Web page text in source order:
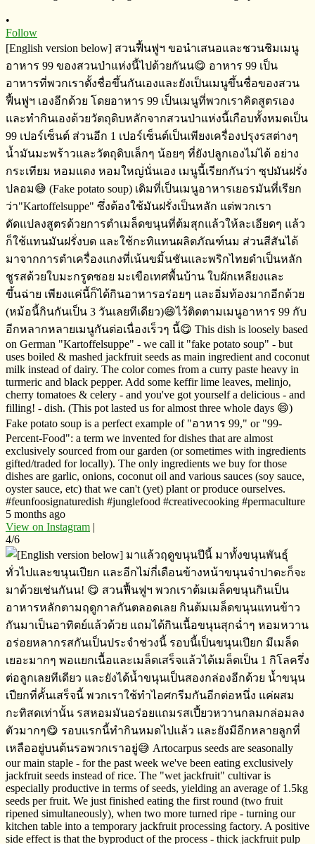
•
Follow
[English version below] สวนฟื้นฟูฯ​ ขอนำเสนอและชวนชิมเมนู
อาหาร​ 99 ของสวนป่าแห่งนี้ไปด้วยกันน😋 อาหาร​ 99​ ​เป็น
อาหารที่พวกเราตั้งชื่อขึ้นกันเองและยังเป็นเมนูขึ้นชื่อของสวน
ฟื้นฟูฯ​ เองอีกด้วย​ โดยอาหาร​ 99​ เป็นเมนูที่พวกเราคิดสูตร​เอง
และทำกินเองด้วยวัตถุดิบหลักจากสวนป่าแห่งนี้เกือบทั้งหมดเป็น​
99​ เปอร์เซ็นต์​ ส่วนอีก​ 1 เปอร์เซ็นต์​เป็นเพียงเครื่องปรุงรสต่างๆ​
น้ำมันมะพร้าว​และวัตถุดิบเล็กๆ​ น้อยๆ​ ที่ยังปลูกเองไม่ได้​ อย่าง​
กระเทียม​ หอมแดง​ หอมใหญ่นั่นเอง เมนูนี้เรียกกันว่า​ ซุปมันฝรั่ง
ปลอม😅​ (Fake potato soup) เดิมที่เป็นเมนูอาหารเยอรมัน​ที่เรียก
ว่า​"Kartoffelsuppe" ซึ่งต้องใช้มันฝรั่งเป็นหลัก​ แต่พวกเรา
ดัดแปลงสูตรด้วยการตำเมล็ดขนุนที่ต้มสุกแล้วให้ละเอียดๆ​ แล้ว
ก็ใช้แทนมันฝรั่ง​บด และใช้กะทิแทนผลิตภัณฑ์​นม​ ส่วนสีสันได้
มาจากการตำเครื่องแกงที่เน้นขมิ้นชันและพริกไทยดำ​เป็นหลัก
ชูรสด้วยใบมะกรูดซอย​ มะเขือเทศพื้นบ้าน​ ใบผักเหลียงและ
ขึ้นฉ่าย​ เพียงแค่นี้ก็ได้กินอาหารอร่อยๆ​ และอิ่มท้องมากอีกด้วย
(หม้อนี้กินกันเป็น​ 3 วันเลยทีเดียว)😄ไว้ติดตามเมนูอาหาร​ 99 กับ
อีกหลากหลายเมนูกันต่อเนื่องเร็วๆ​ นี้😋 This dish is loosely based
on German "Kartoffelsuppe" - we call it "fake potato soup" - but
uses boiled & mashed jackfruit seeds as main ingredient and coconut
milk instead of dairy. The color comes from a curry paste heavy in
turmeric and black pepper. Add some keffir lime leaves, melinjo,
cherry tomatoes & celery - and you've got yourself a delicious - and
filling! - dish. (This pot lasted us for almost three whole days 😄)
Fake potato soup is a perfect example of "อาหาร​ 99," or "99-
Percent-Food": a term we invented for dishes that are almost
exclusively sourced from our garden (or sometimes with ingredients
gifted/traded for locally). The only ingredients we buy for those
dishes are garlic, onions, coconut oil and various sauces (soy sauce,
oyster sauce, etc) that we can't (yet) plant or produce ourselves.
#feunfoosignaturedish #junglefood #creativecooking #permaculture
5 months ago
View on Instagram |
4/6